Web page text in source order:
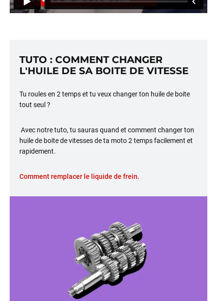
TUTO : COMMENT CHANGER
L'HUILE DE SA BOITE DE VITESSE
Tu roules en 2 temps et tu veux changer ton huile de boite
tout seul ?
Avec notre tuto, tu sauras quand et comment changer ton
huile de boite de vitesses de ta moto 2 temps facilement et
rapidement.
Comment remplacer le liquide de frein.